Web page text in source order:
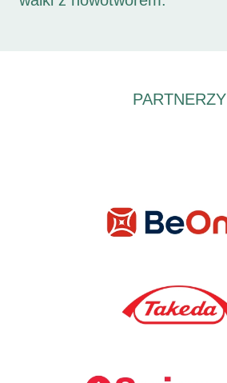
PARTNERZY